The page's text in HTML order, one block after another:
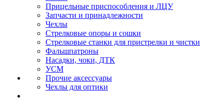
Прицельные приспособления и ЛЦУ
Запчасти и принадлежности
Чехлы
Стрелковые опоры и сошки
Стрелковые станки для пристрелки и чистки
Фальшпатроны
Насадки, чоки, ДТК
УСМ
Прочие аксессуары
Чехлы для оптики